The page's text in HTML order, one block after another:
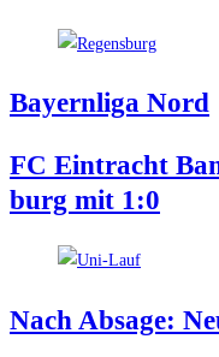
Bay­ern­li­ga Nord
FC Ein­tracht
burg mit 1:0
Nach Absa­ge: